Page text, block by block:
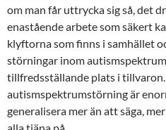
om man får uttrycka sig så, det
enastående arbete som säkert
klyftorna som finns i samhället
störningar inom
tillfredsställande plats i tillvaron.
autismspektrumstörning är
generalisera mer än att säga,